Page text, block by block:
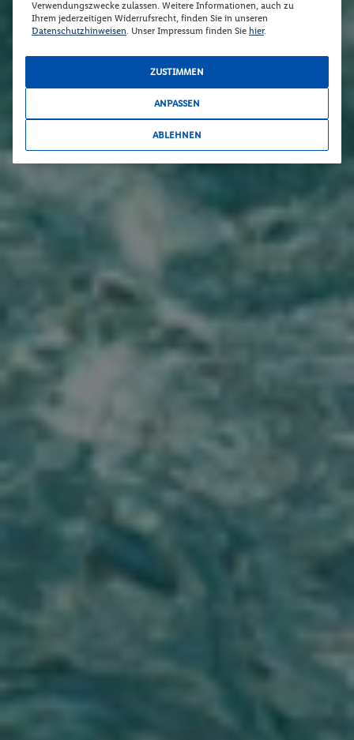
Verwendungszwecke zulassen. Weitere Informationen, auch zu
Ihrem jederzeitigen Widerrufsrecht, finden Sie in unseren
Datenschutzhinweisen. Unser Impressum finden Sie hier.
ZUSTIMMEN
ANPASSEN
ABLEHNEN